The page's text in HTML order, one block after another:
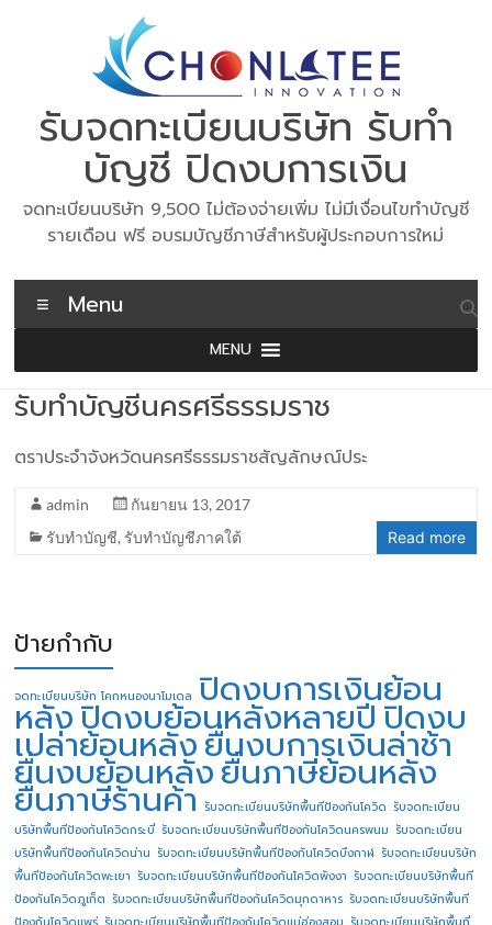
รับจดทะเบียนบริษัท รับทำ
บัญชี ปิดงบการเงิน
จดทะเบียนบริษัท 9,500 ไม่ต้องจ่ายเพิ่ม ไม่มีเงื่อนไขทำบัญชี
รายเดือน ฟรี อบรมบัญชีภาษีสำหรับผู้ประกอบการใหม่
Menu
MENU
รับทำบัญชีนครศรีธรรมราช
ตราประจำจังหวัดนครศรีธรรมราชสัญลักษณ์ประ
admin
กันยายน 13, 2017
รับทำบัญชี, รับทำบัญชีภาคใต้ Read more
ป้ายกำกับ
จดทะเบียนบริษัท โคกหนองนาโมเดล ปิดงบการเงินย้อน
หลังปิดงบย้อนหลังหลายปี ปิดงบ
เปล่าย้อนหลังยื่นงบการเงินล่าช้า
ยื่นงบย้อนหลังยื่นภาษีย้อนหลัง
ยื่นภาษีร้านค้า รับจดทะเบียนบริษัทพื้นทีป้องกันโควิด รับจดทะเบียน
บริษัทพื้นทีป้องกันโควิดกระบี่ รับจดทะเบียนบริษัทพื้นทีป้องกันโควิดนครพนม รับจดทะเบียน
บริษัทพื้นทีป้องกันโควิดน่าน รับจดทะเบียนบริษัทพื้นทีป้องกันโควิดบึงกาฬ รับจดทะเบียนบริษัท
พื้นทีป้องกันโควิดพะเยา รับจดทะเบียนบริษัทพื้นทีป้องกันโควิดพังงา รับจดทะเบียนบริษัทพื้นที
ป้องกันโควิดภูเก็ต รับจดทะเบียนบริษัทพื้นทีป้องกันโควิดมุกดาหาร รับจดทะเบียนบริษัทพื้นที